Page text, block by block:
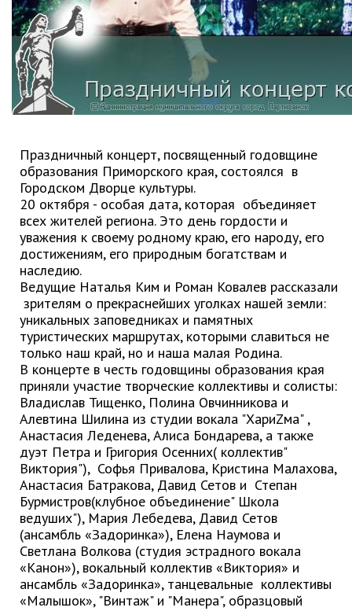
Старые фотографии нашего
города
Старые фотографии нашего
города (продолжение)
Старые фотографии города
Сучанские каменноугольные копи
Книга «Партизанску 125 лет. Город в
лицах и судьбах.»
Книга «О геологах – с пристрастием»
Книга "Партизанск. Энергия времени."
Глава МОГП
Отчёты главы
Первый заместитель
Заместители главы администрации
График приёма граждан
август 2026 г.
июль 2026 г.
июнь 2026 г.
май 2026 г.
апрель 2026 г.
март 2026 г.
февраль 2026 г.
январь 2026 г.
декабрь 2025 г.
Праздничный концерт, посвященный годовщине
образования Приморского края, состоялся в
Городском Дворце культуры.
20 октября - особая дата, которая объединяет
всех жителей региона. Это день гордости и
уважения к своему родному краю, его народу, его
достижениям, его природным богатствам и
наследию.
Ведущие Наталья Ким и Роман Ковалев рассказали
зрителям о прекраснейших уголках нашей земли:
уникальных заповедниках и памятных
туристических маршрутах, которыми славиться не
только наш край, но и наша малая Родина.
В концерте в честь годовщины образования края
приняли участие творческие коллективы и солисты:
Владислав Тищенко, Полина Овчинникова и
Алевтина Шилина из студии вокала "ХариZма" ,
Анастасия Леденева, Алиса Бондарева, а также
дуэт Петра и Григория Осенних( коллектив"
Виктория"), Софья Привалова, Кристина Малахова,
Анастасия Батракова, Давид Сетов и Степан
Бурмистров(клубное объединение" Школа
ведуших"), Мария Лебедева, Давид Сетов
(ансамбль «Задоринка»), Елена Наумова и
Светлана Волкова (студия эстрадного вокала
«Канон»), вокальный коллектив «Виктория» и
ансамбль «Задоринка», танцевальные коллективы
«Малышок», "Винтаж" и "Манера", образцовый